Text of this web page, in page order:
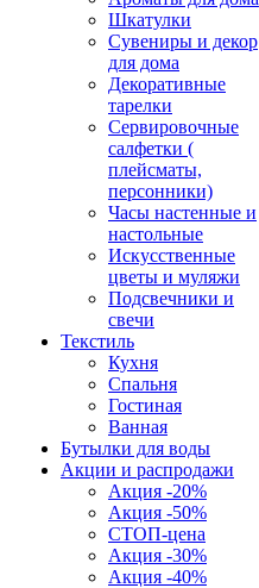
Шкатулки
Сувениры и декор
для дома
Декоративные
тарелки
Сервировочные
салфетки (
плейсматы,
персонники)
Часы настенные и
настольные
Искусственные
цветы и муляжи
Подсвечники и
свечи
Текстиль
Кухня
Спальня
Гостиная
Ванная
Бутылки для воды
Акции и распродажи
Акция -20%
Акция -50%
СТОП-цена
Акция -30%
Акция -40%